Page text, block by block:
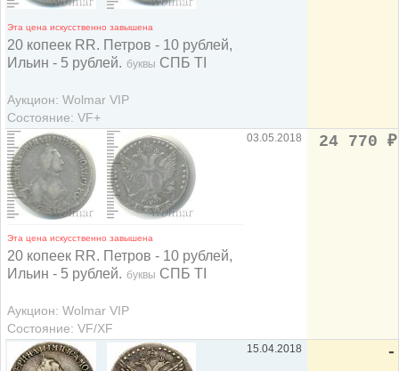
Эта цена искусственно завышена
20 копеек RR. Петров - 10 рублей,
Ильин - 5 рублей. буквы СПБ TI
Аукцион: Wolmar VIP
Состояние: VF+
Эта цена искусственно завышена
20 копеек RR. Петров - 10 рублей,
Ильин - 5 рублей. буквы СПБ TI
Аукцион: Wolmar VIP
Состояние: VF/XF
03.05.2018 24 770 ₽
15.04.2018 -